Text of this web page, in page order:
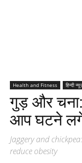
Health and Fitness हिन्दी
गुड़ और
आप घटने
Jaggery and
reduce obesity